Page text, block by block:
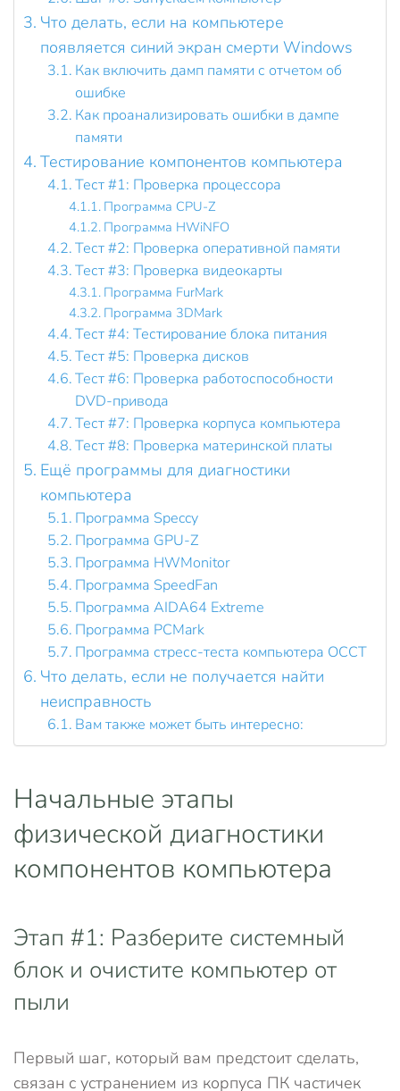
Что делать, если на компьютере
появляется синий экран смерти Windows
Как включить дамп памяти с отчетом об
ошибке
Как проанализировать ошибки в дампе
памяти
Тестирование компонентов компьютера
Тест #1: Проверка процессора
Программа CPU-Z
Программа HWiNFO
Тест #2: Проверка оперативной памяти
Тест #3: Проверка видеокарты
Программа FurMark
Программа 3DMark
Тест #4: Тестирование блока питания
Тест #5: Проверка дисков
Тест #6: Проверка работоспособности
DVD-привода
Тест #7: Проверка корпуса компьютера
Тест #8: Проверка материнской платы
Ещё программы для диагностики
компьютера
Программа Speccy
Программа GPU-Z
Программа HWMonitor
Программа SpeedFan
Программа AIDA64 Extreme
Программа PCMark
Программа стресс-теста компьютера OCCT
Что делать, если не получается найти
неисправность
Вам также может быть интересно:
Начальные этапы
физической диагностики
компонентов компьютера
Этап #1: Разберите системный
блок и очистите компьютер от
пыли
Первый шаг, который вам предстоит сделать,
связан с устранением из корпуса ПК частичек